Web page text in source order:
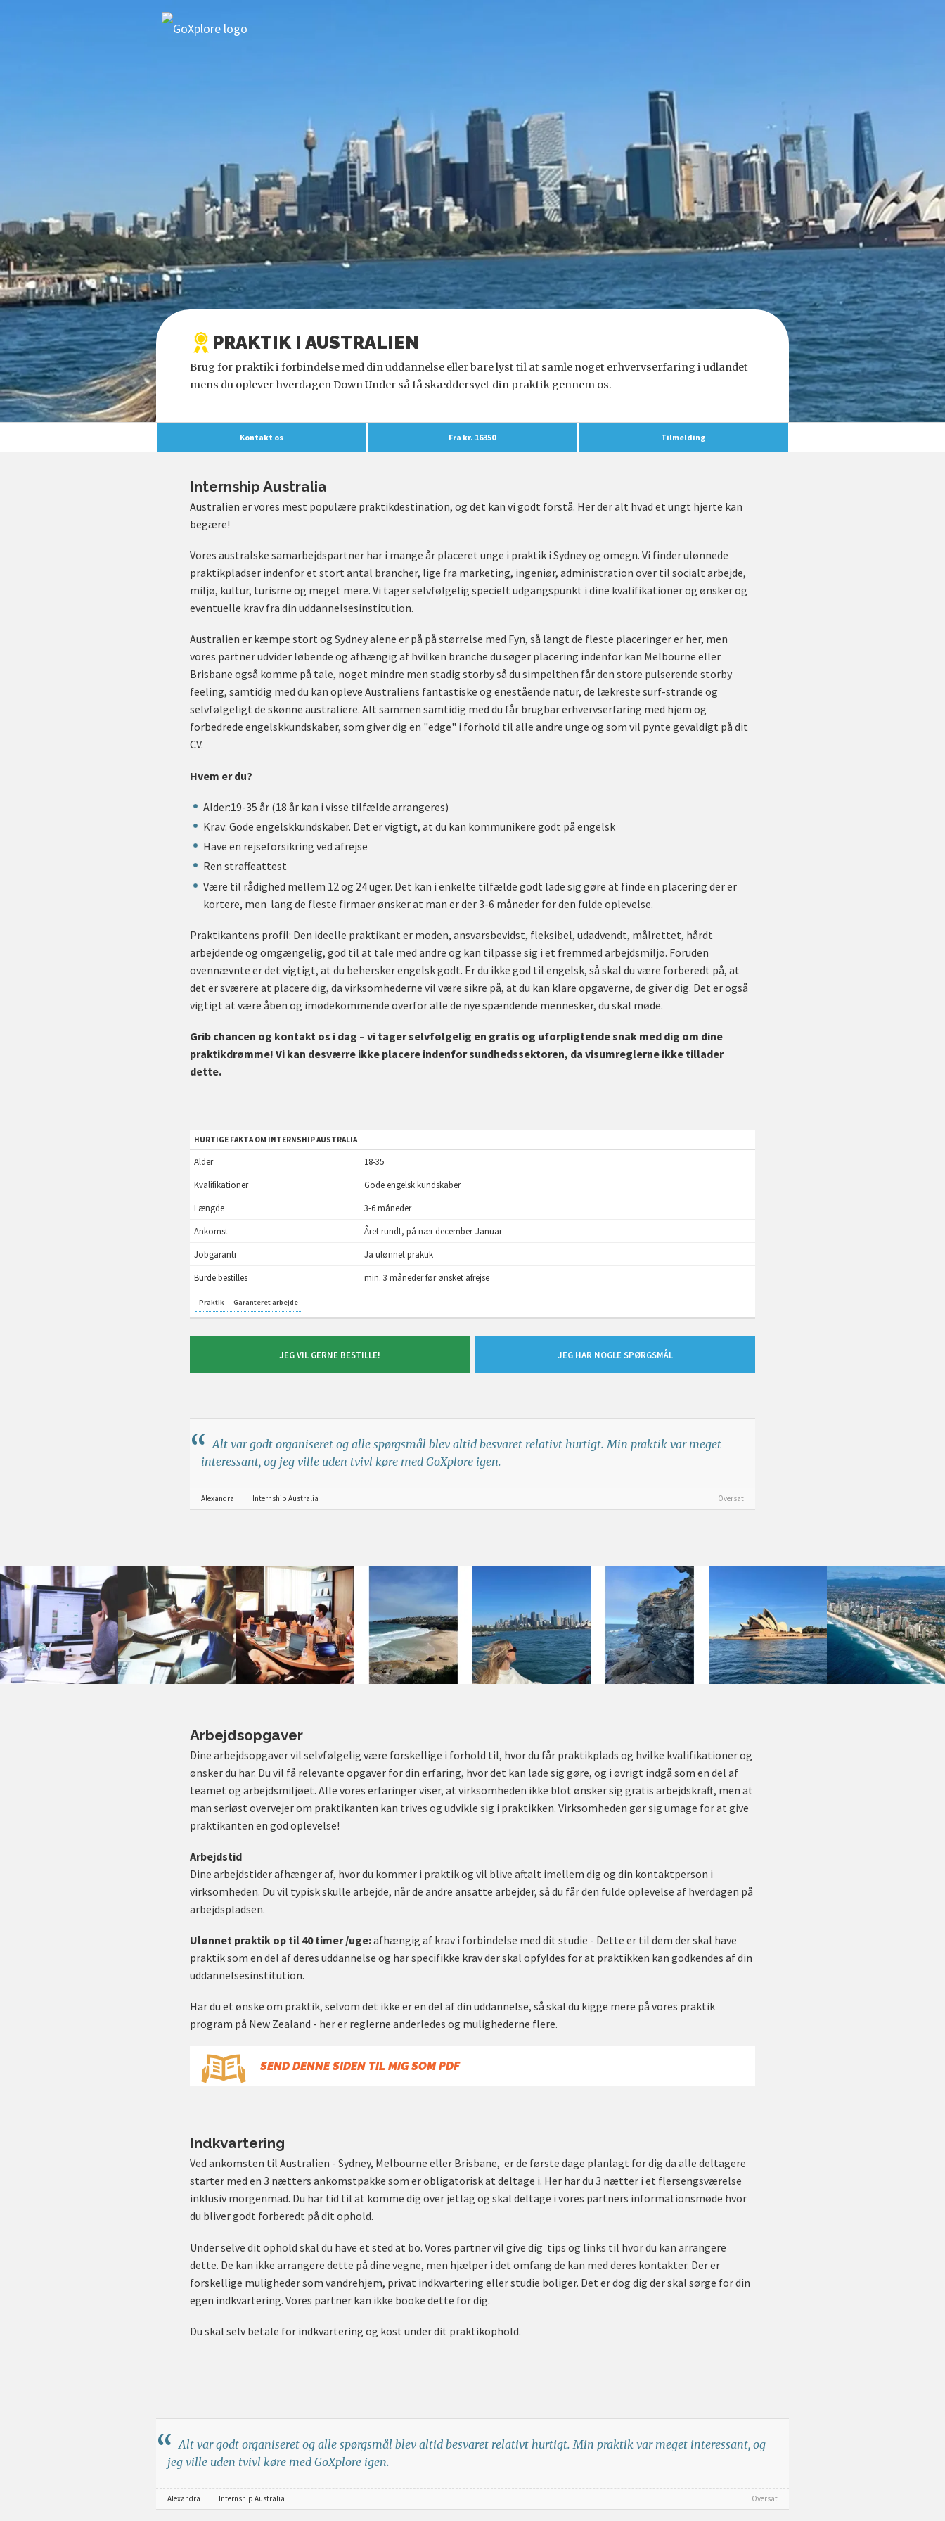
PRAKTIK I AUSTRALIEN
Brug for praktik i forbindelse med din uddannelse eller bare lyst til at samle noget erhvervserfaring i udlandet
mens du oplever hverdagen Down Under så få skæddersyet din praktik gennem os.
Kontakt os Fra kr. 16350 Tilmelding
Internship Australia
Australien er vores mest populære praktikdestination, og det kan vi godt forstå. Her der alt hvad et ungt hjerte kan
begære!
Vores australske samarbejdspartner har i mange år placeret unge i praktik i Sydney og omegn. Vi finder ulønnede
praktikpladser indenfor et stort antal brancher, lige fra marketing, ingeniør, administration over til socialt arbejde,
miljø, kultur, turisme og meget mere. Vi tager selvfølgelig specielt udgangspunkt i dine kvalifikationer og ønsker og
eventuelle krav fra din uddannelsesinstitution.
Australien er kæmpe stort og Sydney alene er på på størrelse med Fyn, så langt de fleste placeringer er her, men
vores partner udvider løbende og afhængig af hvilken branche du søger placering indenfor kan Melbourne eller
Brisbane også komme på tale, noget mindre men stadig storby så du simpelthen får den store pulserende storby
feeling, samtidig med du kan opleve Australiens fantastiske og enestående natur, de lækreste surf-strande og
selvfølgeligt de skønne australiere. Alt sammen samtidig med du får brugbar erhvervserfaring med hjem og
forbedrede engelskkundskaber, som giver dig en "edge" i forhold til alle andre unge og som vil pynte gevaldigt på dit
CV.
Hvem er du?
Alder:19-35 år (18 år kan i visse tilfælde arrangeres)
Krav: Gode engelskkundskaber. Det er vigtigt, at du kan kommunikere godt på engelsk
Have en rejseforsikring ved afrejse
Ren straffeattest
Være til rådighed mellem 12 og 24 uger. Det kan i enkelte tilfælde godt lade sig gøre at finde en placering der er
kortere, men lang de fleste firmaer ønsker at man er der 3-6 måneder for den fulde oplevelse.
Praktikantens profil: Den ideelle praktikant er moden, ansvarsbevidst, fleksibel, udadvendt, målrettet, hårdt
arbejdende og omgængelig, god til at tale med andre og kan tilpasse sig i et fremmed arbejdsmiljø. Foruden
ovennævnte er det vigtigt, at du behersker engelsk godt. Er du ikke god til engelsk, så skal du være forberedt på, at
det er sværere at placere dig, da virksomhederne vil være sikre på, at du kan klare opgaverne, de giver dig. Det er også
vigtigt at være åben og imødekommende overfor alle de nye spændende mennesker, du skal møde.
Grib chancen og kontakt os i dag – vi tager selvfølgelig en gratis og uforpligtende snak med dig om dine
praktikdrømme! Vi kan desværre ikke placere indenfor sundhedssektoren, da visumreglerne ikke tillader
dette.
HURTIGE FAKTA OM INTERNSHIP AUSTRALIA
Alder 18-35
Kvalifikationer Gode engelsk kundskaber
Længde 3-6 måneder
Ankomst Året rundt, på nær december-Januar
Jobgaranti Ja ulønnet praktik
Burde bestilles min. 3 måneder før ønsket afrejse
Praktik Garanteret arbejde
JEG VIL GERNE BESTILLE! JEG HAR NOGLE SPØRGSMÅL
Alt var godt organiseret og alle spørgsmål blev altid besvaret relativt hurtigt. Min praktik var meget
interessant, og jeg ville uden tvivl køre med GoXplore igen.
Alexandra Internship Australia Oversat
Arbejdsopgaver
Dine arbejdsopgaver vil selvfølgelig være forskellige i forhold til, hvor du får praktikplads og hvilke kvalifikationer og
ønsker du har. Du vil få relevante opgaver for din erfaring, hvor det kan lade sig gøre, og i øvrigt indgå som en del af
teamet og arbejdsmiljøet. Alle vores erfaringer viser, at virksomheden ikke blot ønsker sig gratis arbejdskraft, men at
man seriøst overvejer om praktikanten kan trives og udvikle sig i praktikken. Virksomheden gør sig umage for at give
praktikanten en god oplevelse!
Arbejdstid
Dine arbejdstider afhænger af, hvor du kommer i praktik og vil blive aftalt imellem dig og din kontaktperson i
virksomheden. Du vil typisk skulle arbejde, når de andre ansatte arbejder, så du får den fulde oplevelse af hverdagen på
arbejdspladsen.
Ulønnet praktik op til 40 timer /uge:afhængig af krav i forbindelse med dit studie - Dette er til dem der skal have
praktik som en del af deres uddannelse og har specifikke krav der skal opfyldes for at praktikken kan godkendes af din
uddannelsesinstitution.
Har du et ønske om praktik, selvom det ikke er en del af din uddannelse, så skal du kigge mere på vores praktik
program på New Zealand - her er reglerne anderledes og mulighederne flere.
SEND DENNE SIDEN TIL MIG SOM PDF
Indkvartering
Ved ankomsten til Australien - Sydney, Melbourne eller Brisbane, er de første dage planlagt for dig da alle deltagere
starter med en 3 nætters ankomstpakke som er obligatorisk at deltage i. Her har du 3 nætter i et flersengsværelse
inklusiv morgenmad. Du har tid til at komme dig over jetlag og skal deltage i vores partners informationsmøde hvor
du bliver godt forberedt på dit ophold.
Under selve dit ophold skal du have et sted at bo. Vores partner vil give dig tips og links til hvor du kan arrangere
dette. De kan ikke arrangere dette på dine vegne, men hjælper i det omfang de kan med deres kontakter. Der er
forskellige muligheder som vandrehjem, privat indkvartering eller studie boliger. Det er dog dig der skal sørge for din
egen indkvartering. Vores partner kan ikke booke dette for dig.
Du skal selv betale for indkvartering og kost under dit praktikophold.
Alt var godt organiseret og alle spørgsmål blev altid besvaret relativt hurtigt. Min praktik var meget interessant, og
jeg ville uden tvivl køre med GoXplore igen.
Alexandra Internship Australia Oversat
Internship Australia
← Se alle programmer du har kigget på